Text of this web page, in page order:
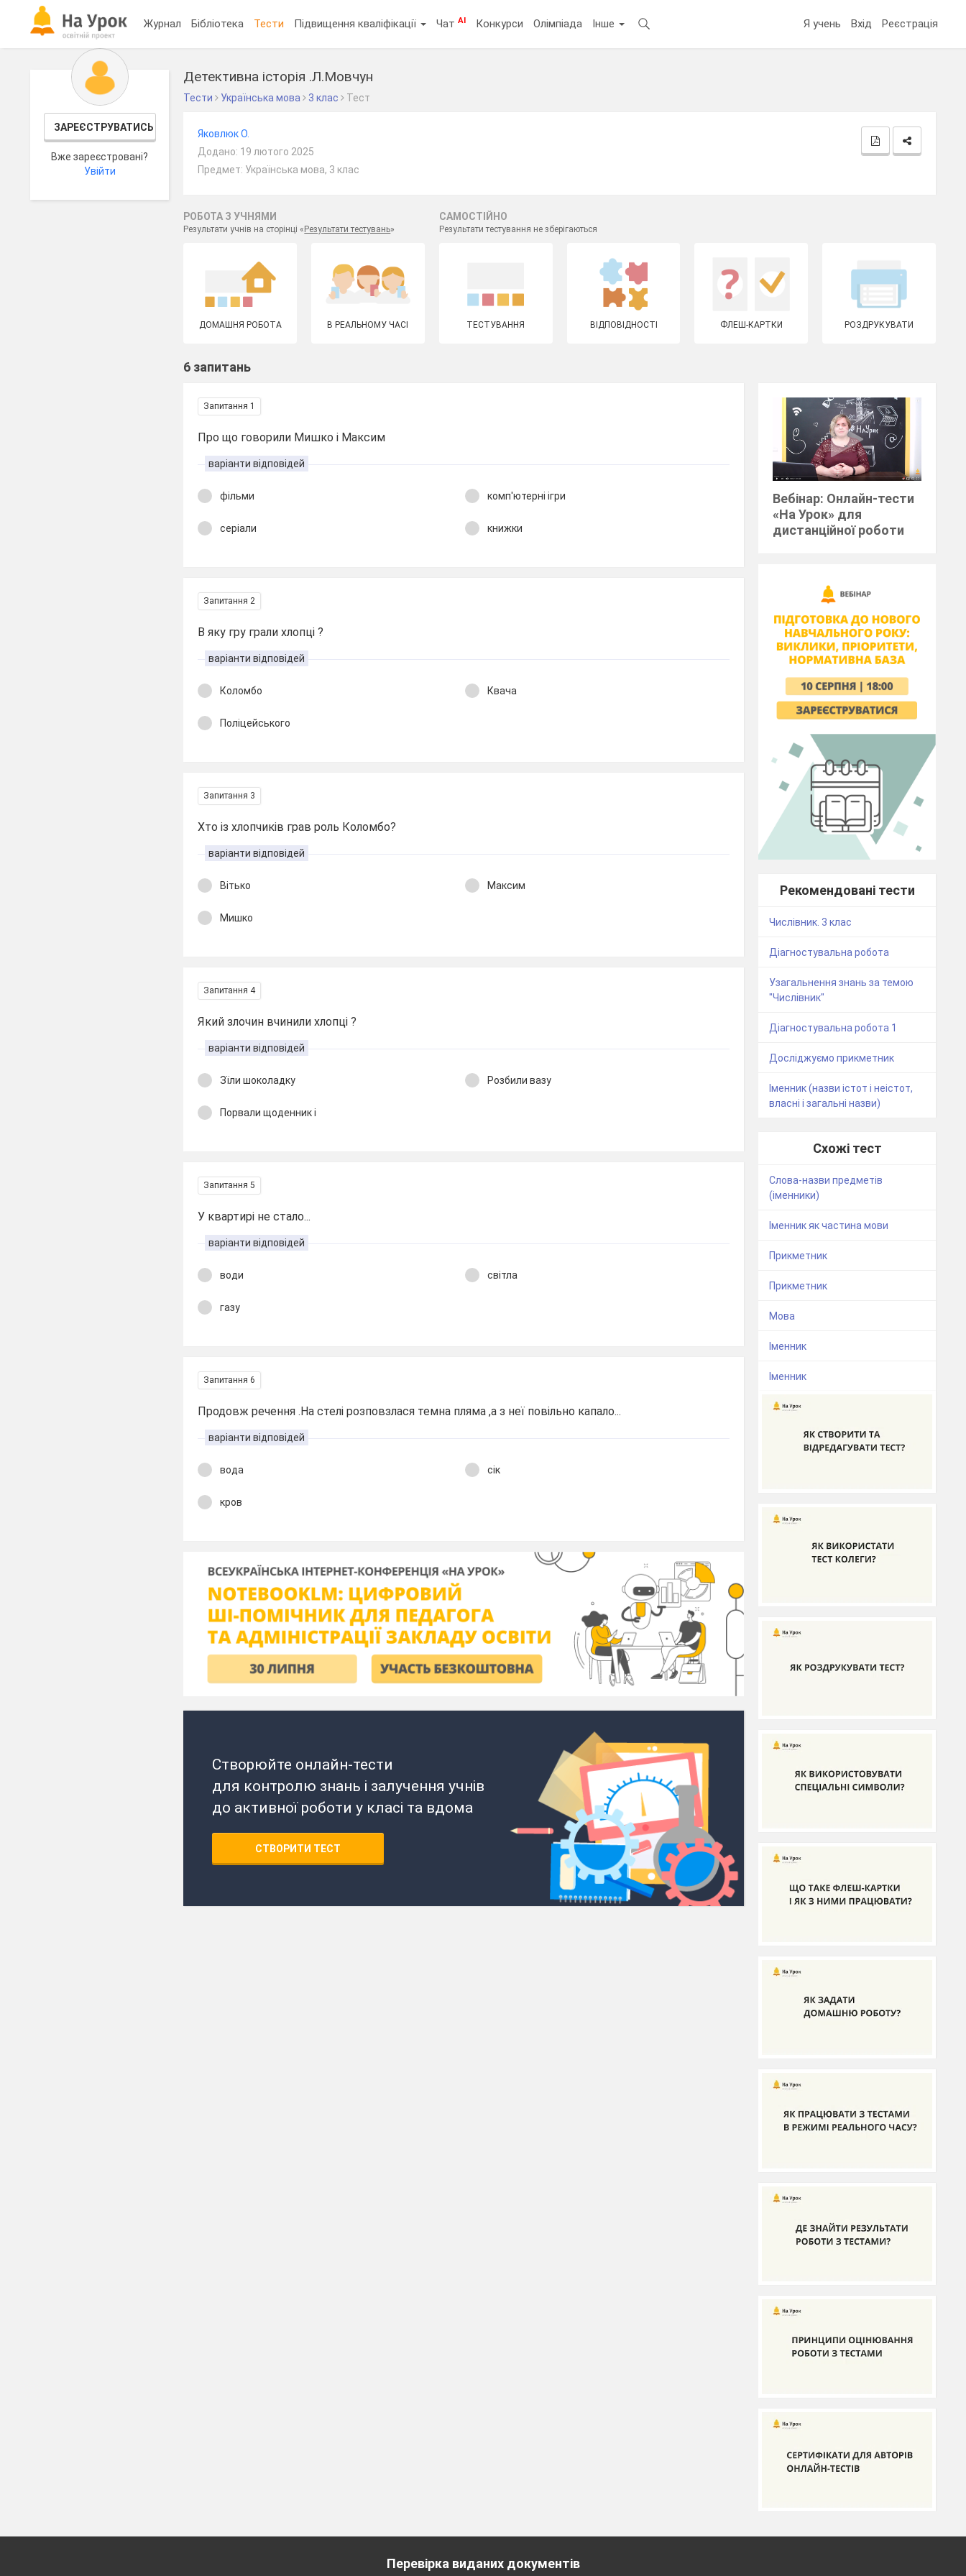
Журнал Бібліотека Тести Підвищення кваліфікації ЧатAI Конкурси Олімпіада Інше Я учень Вхід Реєстрація
ЗАРЕЄСТРУВАТИСЬ
Вже зареєстровані?
Увійти
Детективна історія .Л.Мовчун
Тести Українська мова 3 клас Тест
Яковлюк О.
Додано: 19 лютого 2025
Предмет: Українська мова, 3 клас
РОБОТА З УЧНЯМИ
Результати учнів на сторінці « Результати тестувань»
САМОСТІЙНО
Результати тестування не зберігаються
ДОМАШНЯ РОБОТА В РЕАЛЬНОМУ ЧАСІ ТЕСТУВАННЯ ВІДПОВІДНОСТІ ФЛЕШ-КАРТКИ РОЗДРУКУВАТИ
6 запитань
Запитання 1
Про що говорили Мишко і Максим
варіанти відповідей
фільми комп'ютерні iгри
серіали книжки
Запитання 2
В яку гру грали хлопці ?
варіанти відповідей
Коломбо Квача
Поліцейського
Запитання 3
Хто із хлопчиків грав роль Коломбо?
варіанти відповідей
Вітько Максим
Мишко
Запитання 4
Який злочин вчинили хлопці ?
варіанти відповідей
Зїли шоколадку Розбили вазу
Порвали щоденник і
Запитання 5
У квартирі не стало...
варіанти відповідей
води світла
газу
Запитання 6
Продовж речення .На стелі розповзлася темна пляма ,а з неї повільно капало...
варіанти відповідей
вода сік
кров
Створюйте онлайн-тести
для контролю знань і залучення учнів
до активної роботи у класі та вдома
СТВОРИТИ ТЕСТ
Вебінар: Онлайн-тести
«На Урок» для
дистанційної роботи
Рекомендовані тести
Числівник. 3 клас
Діагностувальна робота
Узагальнення знань за темою
"Числівник"
Діагностувальна робота 1
Досліджуємо прикметник
Іменник (назви істот і неістот,
власні і загальні назви)
Схожі тест
Слова-назви предметів
(іменники)
Іменник як частина мови
Прикметник
Прикметник
Мова
Іменник
Іменник
Перевірка виданих документів